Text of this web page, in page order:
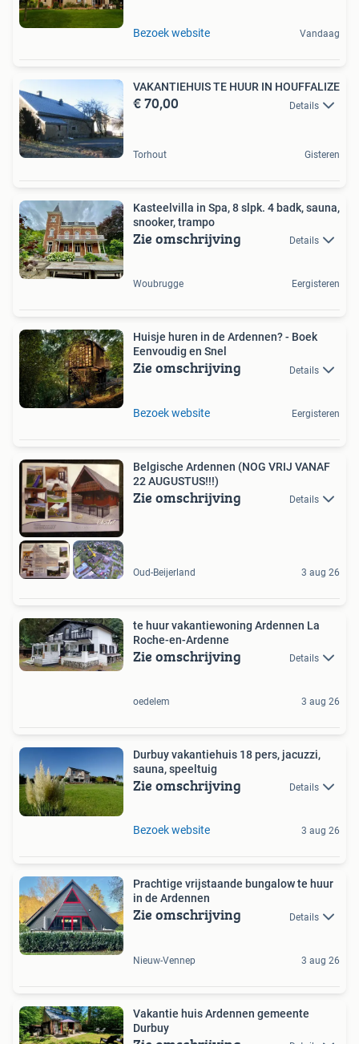
Bezoek website Vandaag
VAKANTIEHUIS TE HUUR IN HOUFFALIZE
€ 70,00 Details
Torhout Gisteren
Kasteelvilla in Spa, 8 slpk. 4 badk, sauna,
snooker, trampo
Zie omschrijving Details
Woubrugge Eergisteren
Huisje huren in de Ardennen? - Boek
Eenvoudig en Snel
Zie omschrijving Details
Bezoek website Eergisteren
Belgische Ardennen (NOG VRIJ VANAF
22 AUGUSTUS!!!)
Zie omschrijving Details
Oud-Beijerland 3 aug 26
te huur vakantiewoning Ardennen La
Roche-en-Ardenne
Zie omschrijving Details
oedelem 3 aug 26
Durbuy vakantiehuis 18 pers, jacuzzi,
sauna, speeltuig
Zie omschrijving Details
Bezoek website 3 aug 26
Prachtige vrijstaande bungalow te huur
in de Ardennen
Zie omschrijving Details
Nieuw-Vennep 3 aug 26
Vakantie huis Ardennen gemeente
Durbuy